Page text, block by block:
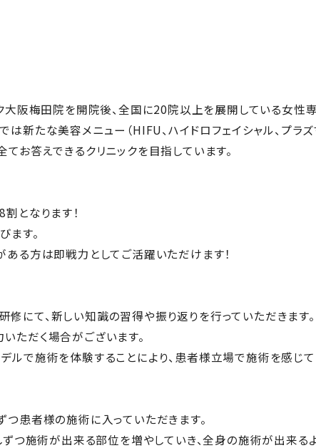
阪梅田院を開院後、全国に20院以上を展開している女性専
新たな美容メニュー（HIFU、ハイドロフェイシャル、プラ
お答えできるクリニックを目指しています。
となります！
ます。
ある方は即戦力としてご活躍いただけます！
にて、新しい知識の習得や振り返りを行っていただきます。
ただく場合がございます。
ルで施術を体験することにより、患者様立場で施術を感じて
つ患者様の施術に入っていただきます。
つ施術が出来る部位を増やしていき、全身の施術が出来る